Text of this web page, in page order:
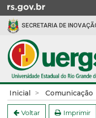
para
conteúdo
para
menu
para
SECRETARIA DE
Início
do
conteúdo
Inicial Comunicação
Voltar Imprimir